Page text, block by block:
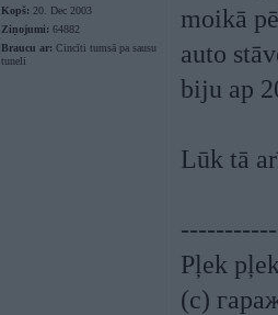
Kopš: 20. Dec 2003
Ziņojumi: 64882
Braucu ar: Cincīti tumsā pa sausu
tuneli
moikā
auto
biju ap
Lūk tā
Pļek
(c)